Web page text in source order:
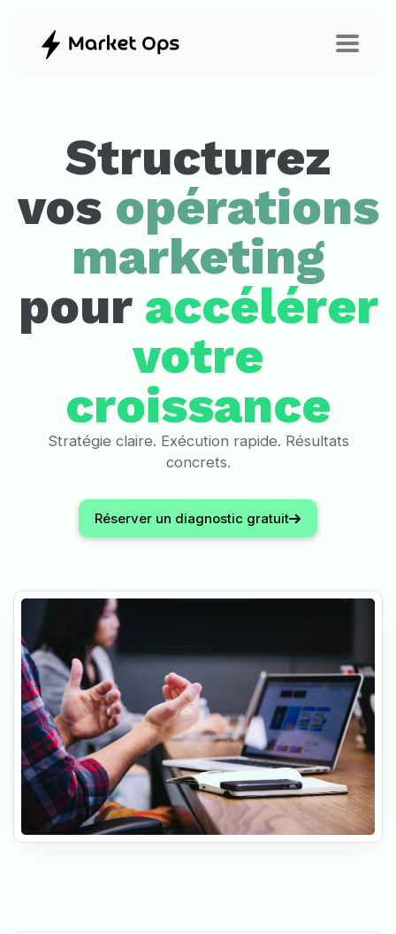
Structurez
vos opérations
marketing
pour accélérer
votre
croissance
Stratégie claire. Exécution rapide. Résultats
concrets.
Réserver un diagnostic gratuit